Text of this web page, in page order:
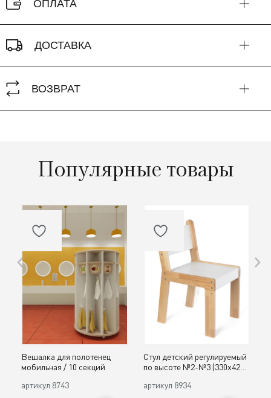
ОПЛАТА
ДОСТАВКА
ВОЗВРАТ
Популярные товары
Вешалка для полотенец
мобильная / 10 секций
артикул 8743
Стул детский регулируемый
по высоте №2-№3 (330х420,
артикул 8934